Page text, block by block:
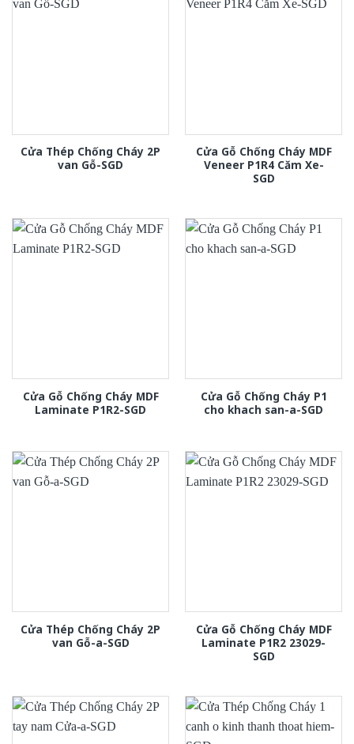
Cửa Thép Chống Cháy 2P
van Gỗ-SGD
Cửa Gỗ Chống Cháy MDF
Veneer P1R4 Căm Xe-
SGD
Cửa Gỗ Chống Cháy MDF
Laminate P1R2-SGD
Cửa Gỗ Chống Cháy P1
cho khach san-a-SGD
Cửa Thép Chống Cháy 2P
van Gỗ-a-SGD
Cửa Gỗ Chống Cháy MDF
Laminate P1R2 23029-
SGD